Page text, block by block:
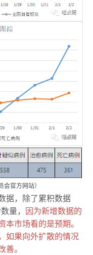
官方网站）
据，除了累积数据
量， 因为新增数据的
市场看的是预期。
如果向外扩散的情况
。